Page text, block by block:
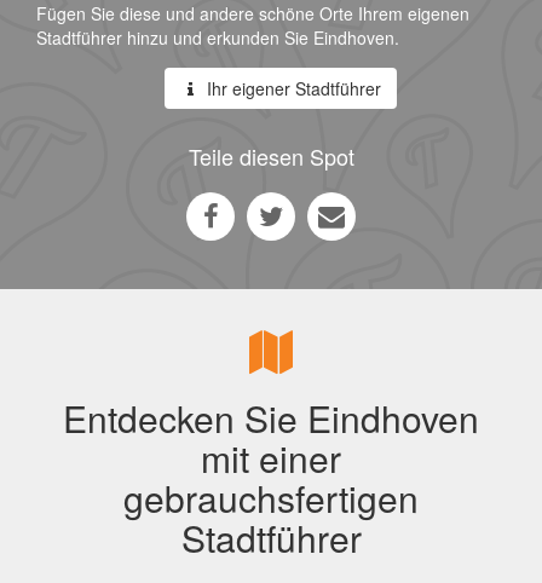
Fügen Sie diese und andere schöne Orte Ihrem eigenen
Stadtführer hinzu und erkunden Sie Eindhoven.
Ihr eigener Stadtführer
Teile diesen Spot
Entdecken Sie Eindhoven
mit einer
gebrauchsfertigen
Stadtführer